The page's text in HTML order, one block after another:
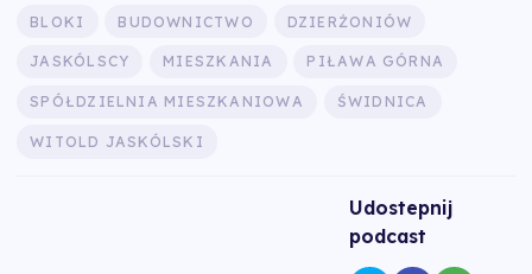
BLOKI BUDOWNICTWO DZIERŻONIÓW
JASKÓLSCY MIESZKANIA PIŁAWA GÓRNA
SPÓŁDZIELNIA MIESZKANIOWA ŚWIDNICA
WITOLD JASKÓLSKI
Udostepnij
podcast